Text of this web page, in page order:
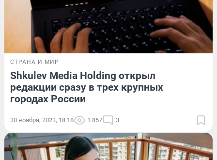
СТРАНА И МИР
Shkulev Media Holding открыл
редакции сразу в трех крупных
городах России
30 ноября, 2023, 18:18 1 857 3